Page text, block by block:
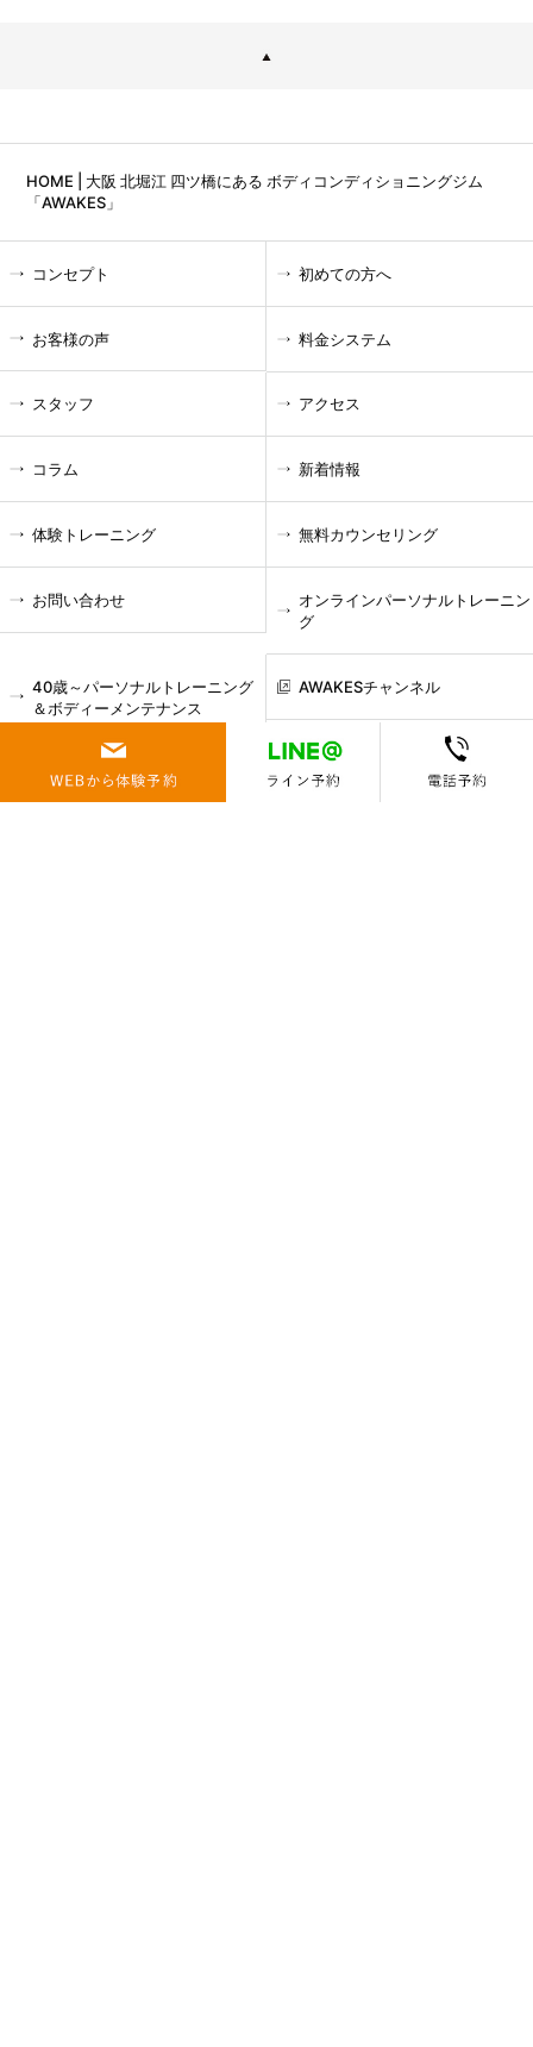
HOME | 大阪 北堀江 四ツ橋にある ボディコンディショニングジム
「AWAKES」
コンセプト 初めての方へ
お客様の声 料金システム
スタッフ アクセス
コラム 新着情報
体験トレーニング 無料カウンセリング
お問い合わせ
オンラインパーソナルトレーニン
グ
40歳～パーソナルトレーニング
＆ボディーメンテナンス
AWAKESチャンネル